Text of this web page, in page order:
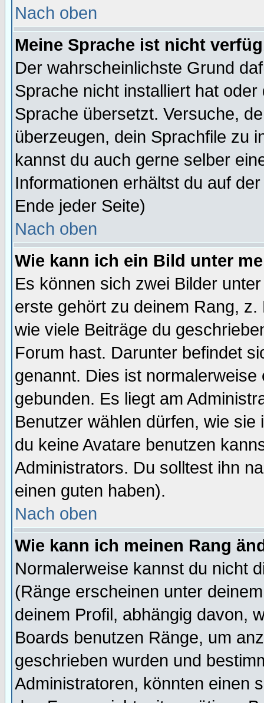
Nach oben
Meine Sprache ist nicht
Der wahrscheinlichste Grund
Sprache nicht installiert hat
Sprache übersetzt. Versuche,
überzeugen, dein Sprachfile zu
kannst du auch gerne selber
Informationen erhältst du auf
Ende jeder Seite)
Nach oben
Wie kann ich ein Bild unter
Es können sich zwei Bilder
erste gehört zu deinem Rang,
wie viele Beiträge du
Forum hast. Darunter befindet
genannt. Dies ist
gebunden. Es liegt am
Benutzer wählen dürfen, wie
du keine Avatare benutzen
Administrators. Du solltest ihn
einen guten haben).
Nach oben
Wie kann ich meinen Rang
Normalerweise kannst du nicht
(Ränge erscheinen unter
deinem Profil, abhängig davon,
Boards benutzen Ränge, um
geschrieben wurden und
Administratoren, könnten einen